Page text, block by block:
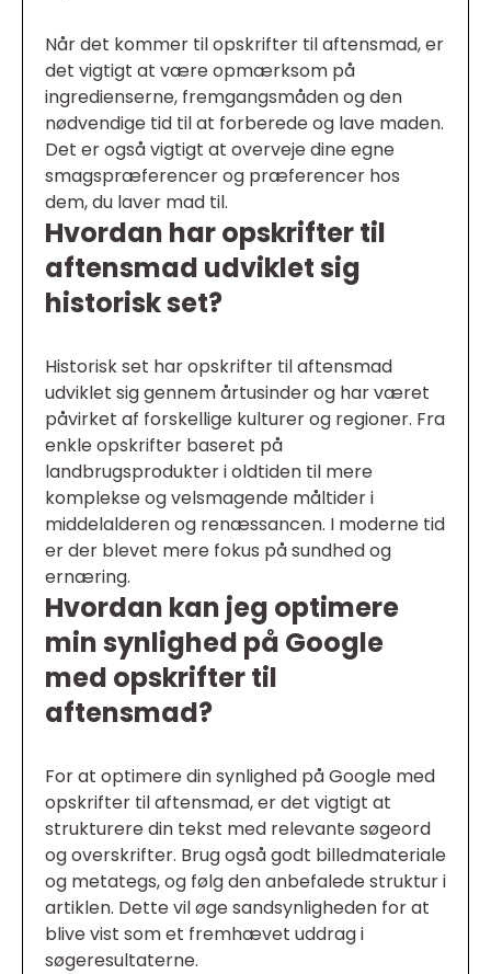
Når det kommer til opskrifter til aftensmad, er
det vigtigt at være opmærksom på
ingredienserne, fremgangsmåden og den
nødvendige tid til at forberede og lave maden.
Det er også vigtigt at overveje dine egne
smagspræferencer og præferencer hos
dem, du laver mad til.
Hvordan har opskrifter til
aftensmad udviklet sig
historisk set?
Historisk set har opskrifter til aftensmad
udviklet sig gennem årtusinder og har været
påvirket af forskellige kulturer og regioner. Fra
enkle opskrifter baseret på
landbrugsprodukter i oldtiden til mere
komplekse og velsmagende måltider i
middelalderen og renæssancen. I moderne tid
er der blevet mere fokus på sundhed og
ernæring.
Hvordan kan jeg optimere
min synlighed på Google
med opskrifter til
aftensmad?
For at optimere din synlighed på Google med
opskrifter til aftensmad, er det vigtigt at
strukturere din tekst med relevante søgeord
og overskrifter. Brug også godt billedmateriale
og metategs, og følg den anbefalede struktur i
artiklen. Dette vil øge sandsynligheden for at
blive vist som et fremhævet uddrag i
søgeresultaterne.